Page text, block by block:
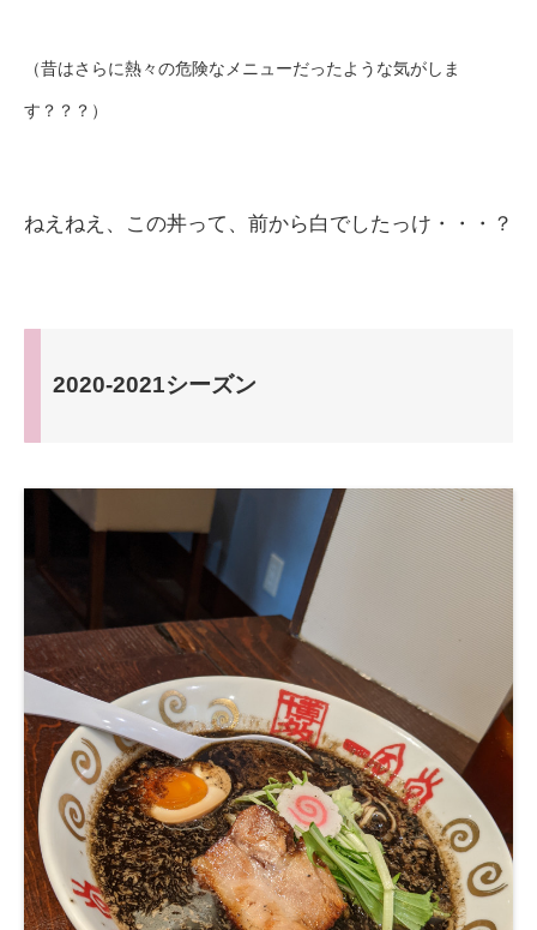
（昔はさらに熱々の危険なメニューだったような気がしま
す？？？）
ねえねえ、この丼って、前から白でしたっけ・・・？
2020-2021シーズン